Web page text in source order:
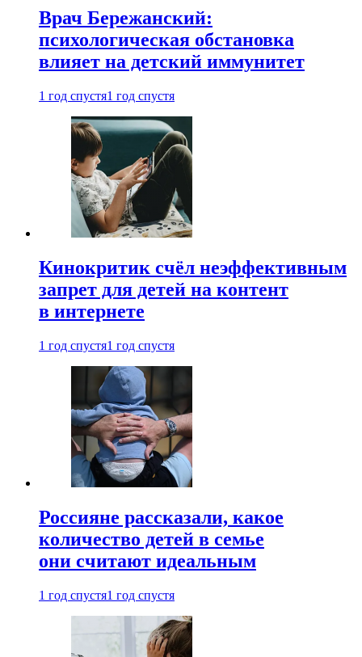
Врач Бережанский:
психологическая обстановка
влияет на детский иммунитет
1 год спустя1 год спустя
Кинокритик счёл неэффективным
запрет для детей на контент
в интернете
1 год спустя1 год спустя
Россияне рассказали, какое
количество детей в семье
они считают идеальным
1 год спустя1 год спустя